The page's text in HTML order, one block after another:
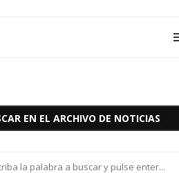
EN EL ARCHIVO DE NOTICIAS